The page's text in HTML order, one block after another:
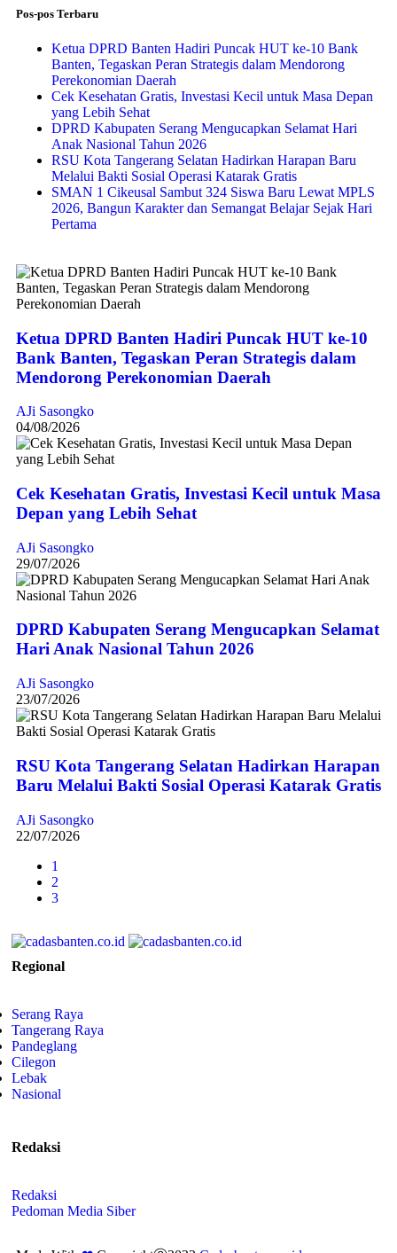
Pos-pos Terbaru
Ketua DPRD Banten Hadiri Puncak HUT ke-10 Bank
Banten, Tegaskan Peran Strategis dalam Mendorong
Perekonomian Daerah
Cek Kesehatan Gratis, Investasi Kecil untuk Masa Depan
yang Lebih Sehat
DPRD Kabupaten Serang Mengucapkan Selamat Hari
Anak Nasional Tahun 2026
RSU Kota Tangerang Selatan Hadirkan Harapan Baru
Melalui Bakti Sosial Operasi Katarak Gratis
SMAN 1 Cikeusal Sambut 324 Siswa Baru Lewat MPLS
2026, Bangun Karakter dan Semangat Belajar Sejak Hari
Pertama
Ketua DPRD Banten Hadiri Puncak HUT ke-10
Bank Banten, Tegaskan Peran Strategis dalam
Mendorong Perekonomian Daerah
AJi Sasongko
04/08/2026
Cek Kesehatan Gratis, Investasi Kecil untuk Masa
Depan yang Lebih Sehat
AJi Sasongko
29/07/2026
DPRD Kabupaten Serang Mengucapkan Selamat
Hari Anak Nasional Tahun 2026
AJi Sasongko
23/07/2026
RSU Kota Tangerang Selatan Hadirkan Harapan
Baru Melalui Bakti Sosial Operasi Katarak Gratis
AJi Sasongko
22/07/2026
1
2
3
Regional
Serang Raya
Tangerang Raya
Pandeglang
Cilegon
Lebak
Nasional
Redaksi
Redaksi
Pedoman Media Siber